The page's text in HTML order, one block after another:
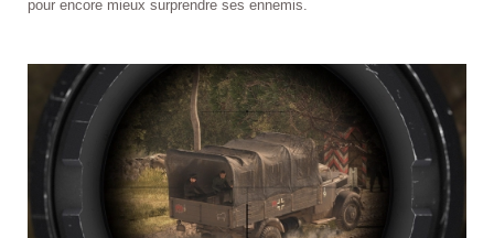
pour encore mieux surprendre ses ennemis.